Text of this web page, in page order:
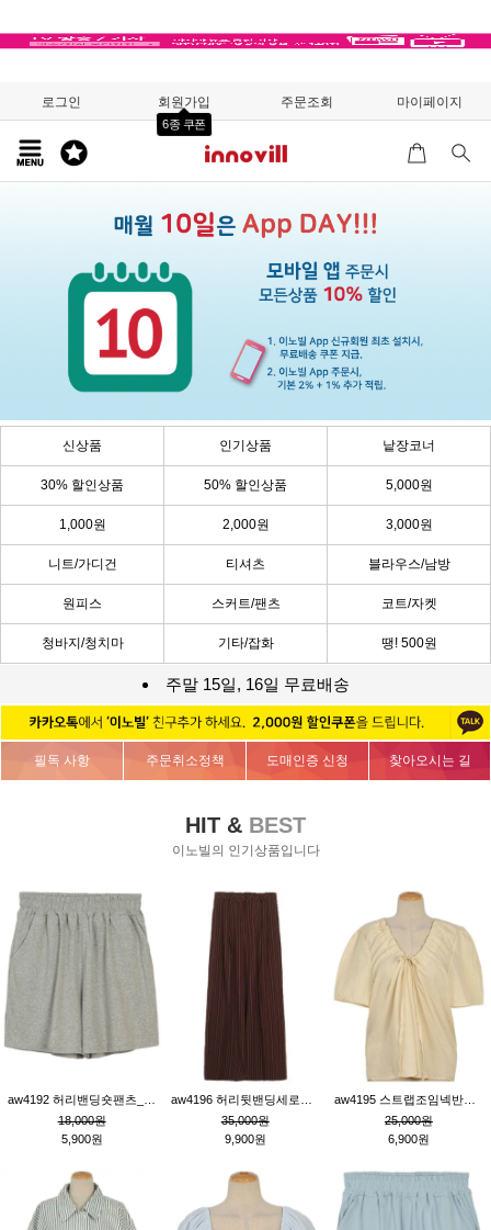
로그인 회원가입
6종 쿠폰
주문조회 마이페이지
신상품 인기상품 낱장코너
30% 할인상품 50% 할인상품 5,000원
1,000원 2,000원 3,000원
니트/가디건 티셔츠 블라우스/남방
원피스 스커트/팬츠 코트/자켓
청바지/청치마 기타/잡화 땡! 500원
주말 15일, 16일 무료배송
필독 사항 주문취소정책 도매인증 신청 찾아오시는 길
HIT & BEST
이노빌의 인기상품입니다
18,000원
5,900원
35,000원
9,900원
25,000원
6,900원